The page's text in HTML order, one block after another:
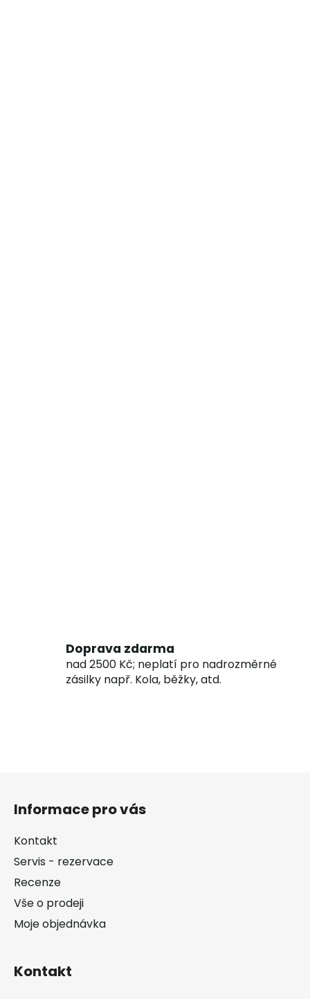
Doprava zdarma
nad 2500 Kč; neplatí pro nadrozměrné
zásilky např. Kola, běžky, atd.
Informace pro vás
Kontakt
Servis - rezervace
Recenze
Vše o prodeji
Moje objednávka
Kontakt